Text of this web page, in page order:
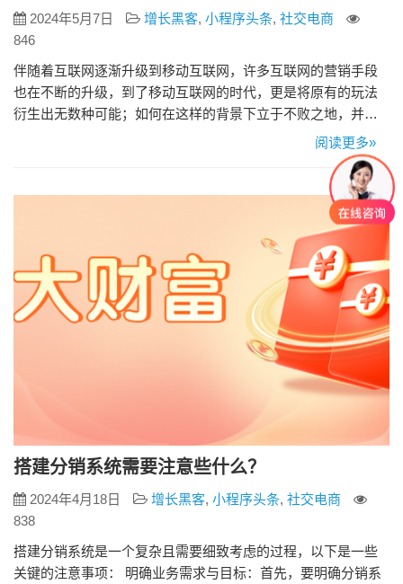
2024年5月7日 增长黑客, 小程序头条, 社交电商
846
伴随着互联网逐渐升级到移动互联网，许多互联网的营销手段
也在不断的升级，到了移动互联网的时代，更是将原有的玩法
衍生出无数种可能；如何在这样的背景下立于不败之地，并还
能充分运用好时下最热门的营销方式和手段，就显得格外重要
了。众所周知，在中国最热门的顶级应用是微信，它坐拥10亿
以上的活跃用户群，自然而然的围绕微信就有了许多周边的产
业，微分销系统就是其中一种，它是基于微信商家的一种商品
阅读更多»
搭建分销系统需要注意些什么？
2024年4月18日 增长黑客, 小程序头条, 社交电商
838
搭建分销系统是一个复杂且需要细致考虑的过程，以下是一些
关键的注意事项： 明确业务需求与目标：首先，要明确分销系